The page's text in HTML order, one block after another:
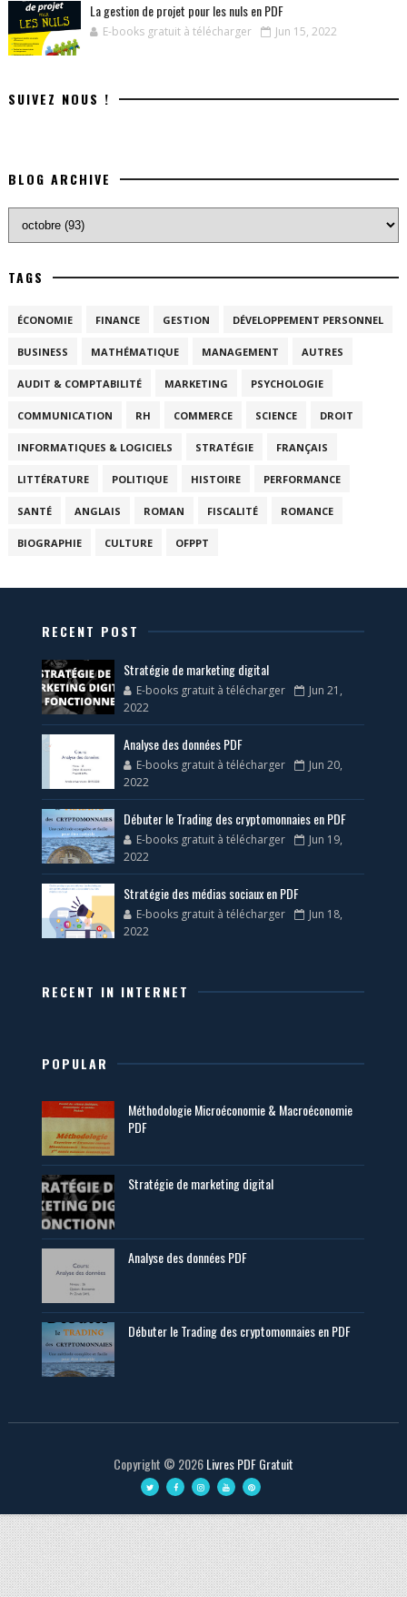
La gestion de projet pour les nuls en PDF
E-books gratuit à télécharger Jun 15, 2022
SUIVEZ NOUS !
BLOG ARCHIVE
TAGS
ÉCONOMIE FINANCE GESTION DÉVELOPPEMENT PERSONNEL
BUSINESS MATHÉMATIQUE MANAGEMENT AUTRES
AUDIT & COMPTABILITÉ MARKETING PSYCHOLOGIE
COMMUNICATION RH COMMERCE SCIENCE DROIT
INFORMATIQUES & LOGICIELS STRATÉGIE FRANÇAIS
LITTÉRATURE POLITIQUE HISTOIRE PERFORMANCE
SANTÉ ANGLAIS ROMAN FISCALITÉ ROMANCE
BIOGRAPHIE CULTURE OFPPT
RECENT POST
Stratégie de marketing digital
E-books gratuit à télécharger
Jun 21,
2022
Analyse des données PDF
E-books gratuit à télécharger
Jun 20,
2022
Débuter le Trading des cryptomonnaies en PDF
E-books gratuit à télécharger
Jun 19,
2022
Stratégie des médias sociaux en PDF
E-books gratuit à télécharger
Jun 18,
2022
RECENT IN INTERNET
POPULAR
Méthodologie Microéconomie & Macroéconomie
PDF
Stratégie de marketing digital
Analyse des données PDF
Débuter le Trading des cryptomonnaies en PDF
Copyright © 2026Livres PDF Gratuit